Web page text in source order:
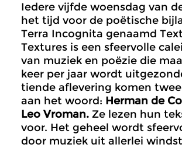
Iedere vijfde woensdag van
het tijd voor de poëtische
Terra Incognita genaamd
Textures is een sfeervolle
van muziek en poëzie die
keer per jaar wordt
tiende aflevering komen
aan het woord: Herman de
Leo Vroman. Ze lezen hun
voor. Het geheel wordt
door muziek uit allerlei